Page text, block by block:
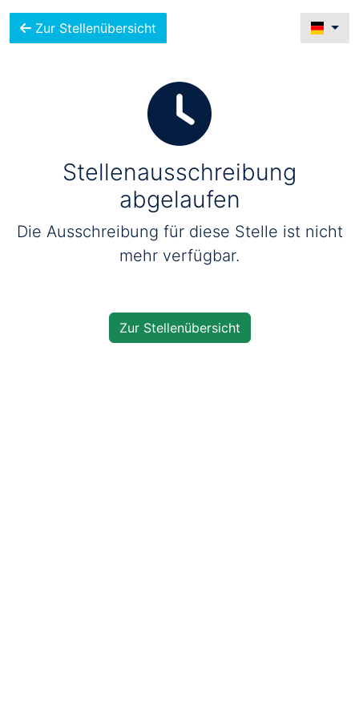
Zur Stellenübersicht
Stellenausschreibung
abgelaufen
Die Ausschreibung für diese Stelle ist nicht
mehr verfügbar.
Zur Stellenübersicht